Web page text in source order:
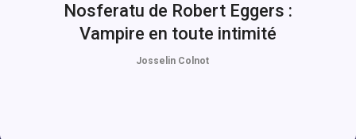
Nosferatu de Robert Eggers :
Vampire en toute intimité
Josselin Colnot